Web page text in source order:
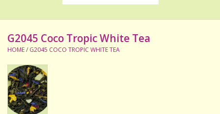
Accessoires
NIEUW! Verpakte thee
BeppeDeli en 8tea1
G2045 Coco Tropic White Tea
HOME/ G2045 COCO TROPIC WHITE TEA